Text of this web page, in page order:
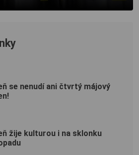
se nenudí ani čtvrtý májový
žije kulturou i na sklonku